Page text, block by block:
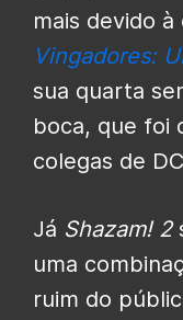
mais devido
Vingadores:
sua quarta
boca, que foi
colegas de
Já Shazam! 2
uma
ruim do